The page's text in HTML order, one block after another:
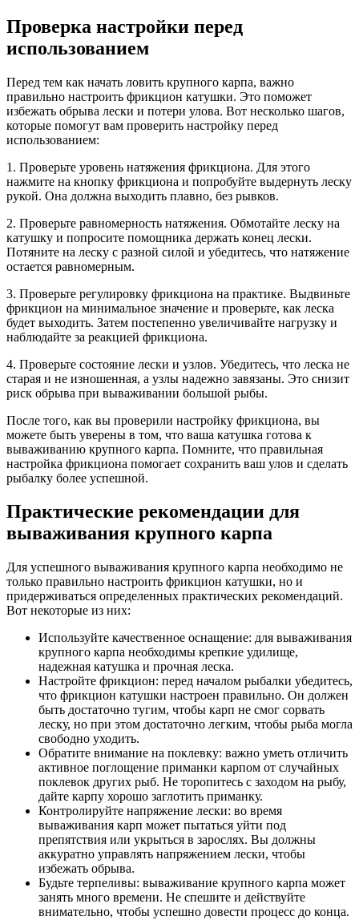
Проверка настройки перед
использованием
Перед тем как начать ловить крупного карпа, важно
правильно настроить фрикцион катушки. Это поможет
избежать обрыва лески и потери улова. Вот несколько шагов,
которые помогут вам проверить настройку перед
использованием:
1. Проверьте уровень натяжения фрикциона. Для этого
нажмите на кнопку фрикциона и попробуйте выдернуть леску
рукой. Она должна выходить плавно, без рывков.
2. Проверьте равномерность натяжения. Обмотайте леску на
катушку и попросите помощника держать конец лески.
Потяните на леску с разной силой и убедитесь, что натяжение
остается равномерным.
3. Проверьте регулировку фрикциона на практике. Выдвиньте
фрикцион на минимальное значение и проверьте, как леска
будет выходить. Затем постепенно увеличивайте нагрузку и
наблюдайте за реакцией фрикциона.
4. Проверьте состояние лески и узлов. Убедитесь, что леска не
старая и не изношенная, а узлы надежно завязаны. Это снизит
риск обрыва при вываживании большой рыбы.
После того, как вы проверили настройку фрикциона, вы
можете быть уверены в том, что ваша катушка готова к
вываживанию крупного карпа. Помните, что правильная
настройка фрикциона помогает сохранить ваш улов и сделать
рыбалку более успешной.
Практические рекомендации для
вываживания крупного карпа
Для успешного вываживания крупного карпа необходимо не
только правильно настроить фрикцион катушки, но и
придерживаться определенных практических рекомендаций.
Вот некоторые из них:
Используйте качественное оснащение: для вываживания
крупного карпа необходимы крепкие удилище,
надежная катушка и прочная леска.
Настройте фрикцион: перед началом рыбалки убедитесь,
что фрикцион катушки настроен правильно. Он должен
быть достаточно тугим, чтобы карп не смог сорвать
леску, но при этом достаточно легким, чтобы рыба могла
свободно уходить.
Обратите внимание на поклевку: важно уметь отличить
активное поглощение приманки карпом от случайных
поклевок других рыб. Не торопитесь с заходом на рыбу,
дайте карпу хорошо заглотить приманку.
Контролируйте напряжение лески: во время
вываживания карп может пытаться уйти под
препятствия или укрыться в зарослях. Вы должны
аккуратно управлять напряжением лески, чтобы
избежать обрыва.
Будьте терпеливы: вываживание крупного карпа может
занять много времени. Не спешите и действуйте
внимательно, чтобы успешно довести процесс до конца.